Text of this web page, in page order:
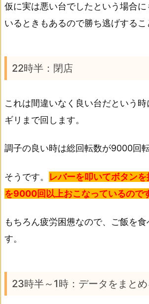
仮に実は悪い台でしたという場合に
いるときもあるので勝ち逃げするこ
22時半：閉店
これは間違いなく良い台だという時
ギリまで回します。
調子の良い時は総回転数が9000回
そうです。 レバーを叩いてボタン
を9000回以上おこなっているので
もちろん疲労困憊なので、ご飯を食
す。
23時半～1時：データをまとめ